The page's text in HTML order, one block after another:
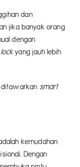
dan
jika banyak orang
dengan
yang jauh lebih
ditawarkan smart
kemudahan
Dengan